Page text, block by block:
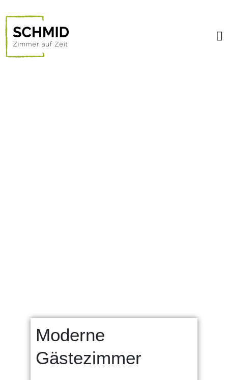
Moderne
Gästezimmer